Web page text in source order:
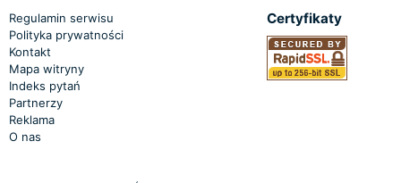
Regulamin serwisu
Polityka prywatności
Kontakt
Mapa witryny
Indeks pytań
Partnerzy
Reklama
O nas
Certyfikaty